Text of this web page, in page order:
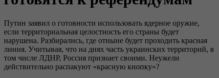
Путин заявил о готовности использовать ядерное оружие,
если территориальная целостность его страны будет
нарушена. Разбирались, где отныне будет проходить красная
линия. Учитывая, что на днях часть украинских территорий, в
том числе ЛДНР, Россия признает своими. Неужели
действительно распакуют «красную кнопку»?